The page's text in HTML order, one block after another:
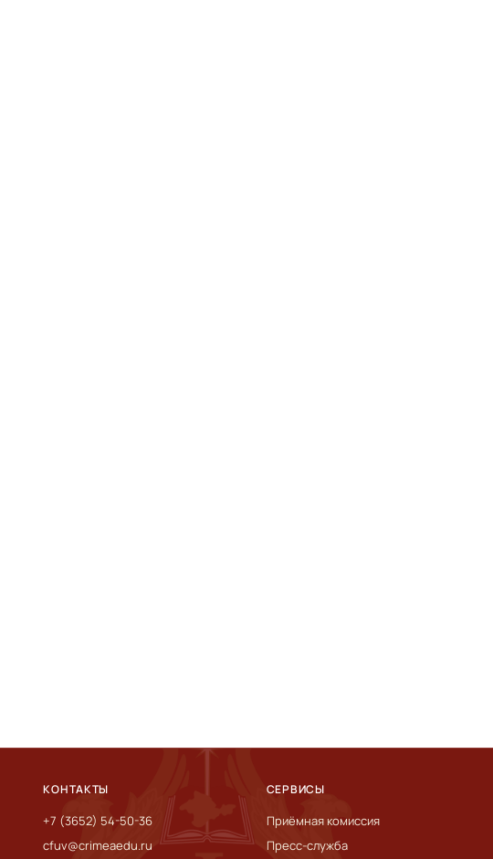
КОНТАКТЫ
+7 (3652) 54-50-36
cfuv@crimeaedu.ru
СЕРВИСЫ
Приёмная комиссия
Пресс-служба